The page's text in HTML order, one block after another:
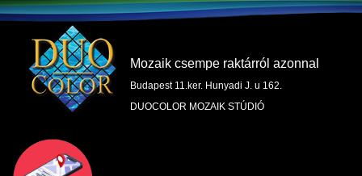
Mozaik csempe raktárról azonnal
Budapest 11.ker. Hunyadi J. u 162.
DUOCOLOR MOZAIK STÚDIÓ